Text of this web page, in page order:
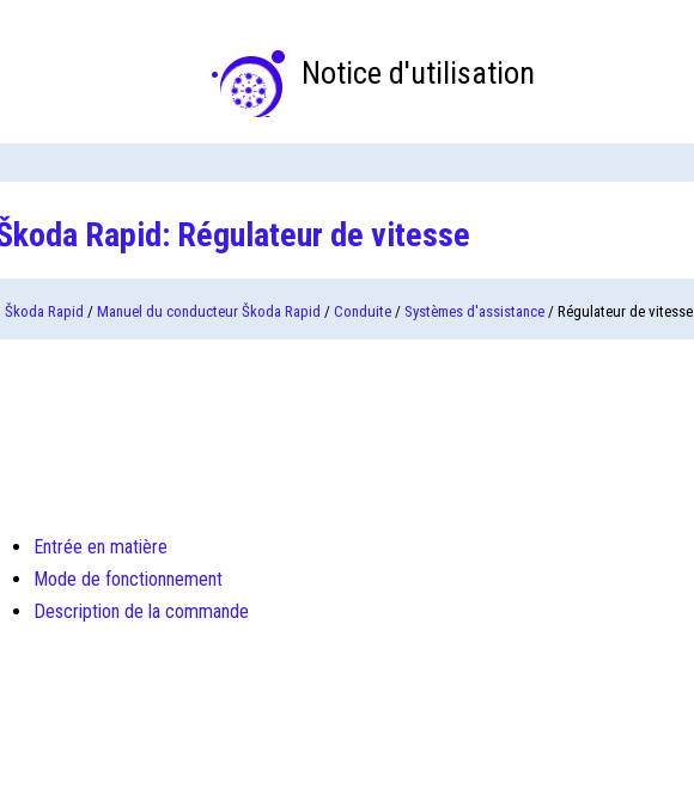
Notice d'utilisation
Rapid: Régulateur de vitesse
Škoda Rapid / Manuel du conducteur Škoda Rapid / Conduite / Systèmes d'assistance / Régulateur de vitesse
Entrée en matière
Mode de fonctionnement
Description de la commande